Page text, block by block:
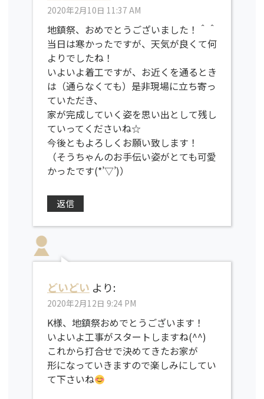
2020年2月10日 11:37 AM
地鎮祭、おめでとうございました！＾＾
当日は寒かったですが、天気が良くて何
よりでしたね！
いよいよ着工ですが、お近くを通るとき
は（通らなくても）是非現場に立ち寄っ
ていただき、
家が完成していく姿を思い出として残し
ていってくださいね☆
今後ともよろしくお願い致します！
（そうちゃんのお手伝い姿がとても可愛
かったです(*’▽’)）
返信
どいどい より:
2020年2月12日 9:24 PM
K様、地鎮祭おめでとうございます！
いよいよ工事がスタートしますね(^^)
これから打合せで決めてきたお家が
形になっていきますので楽しみにしてい
て下さいね